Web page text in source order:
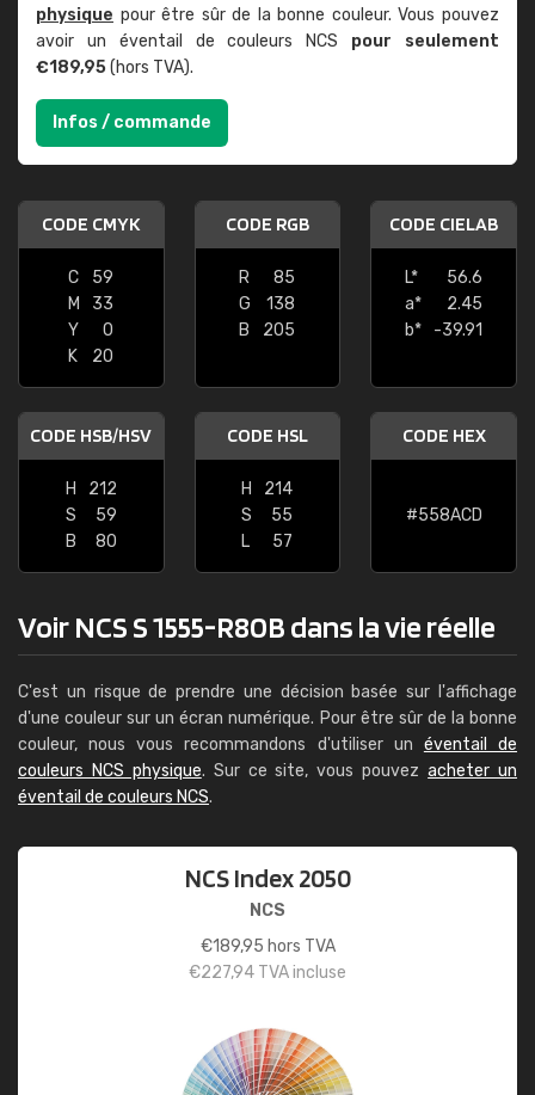
physique pour être sûr de la bonne couleur. Vous pouvez
avoir un éventail de couleurs NCS pour seulement
€189,95(hors TVA).
Infos / commande
CODE CMYK
C
59
M
33
Y
0
K
20
CODE RGB
R
85
G
138
B
205
CODE CIELAB
L*
56.6
a*
2.45
b*
-39.91
CODE HSB/HSV
H
212
S
59
B
80
CODE HSL
H
214
S
55
L
57
CODE HEX
#558ACD
Voir NCS S 1555-R80B dans la vie réelle
C'est un risque de prendre une décision basée sur l'affichage
d'une couleur sur un écran numérique. Pour être sûr de la bonne
couleur, nous vous recommandons d'utiliser un éventail de
couleurs NCS physique. Sur ce site, vous pouvezacheter un
éventail de couleurs NCS.
NCS Index 2050
NCS
€189,95 hors TVA
€227,94 TVA incluse